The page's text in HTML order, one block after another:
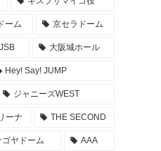
乃木坂46時間TV タイ
セトリ 座席 グッズ
ーム 京セラドーム
大阪城ホール
Hey! Say! JUMP
ジャニーズWEST
ーナ THE SECOND
ゴヤドーム AAA